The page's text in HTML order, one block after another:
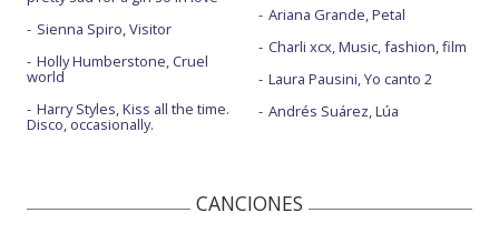
Sienna Spiro, Visitor
Holly Humberstone, Cruel
world
Harry Styles, Kiss all the time.
Disco, occasionally.
Ariana Grande, Petal
Charli xcx, Music, fashion, film
Laura Pausini, Yo canto 2
Andrés Suárez, Lúa
CANCIONES